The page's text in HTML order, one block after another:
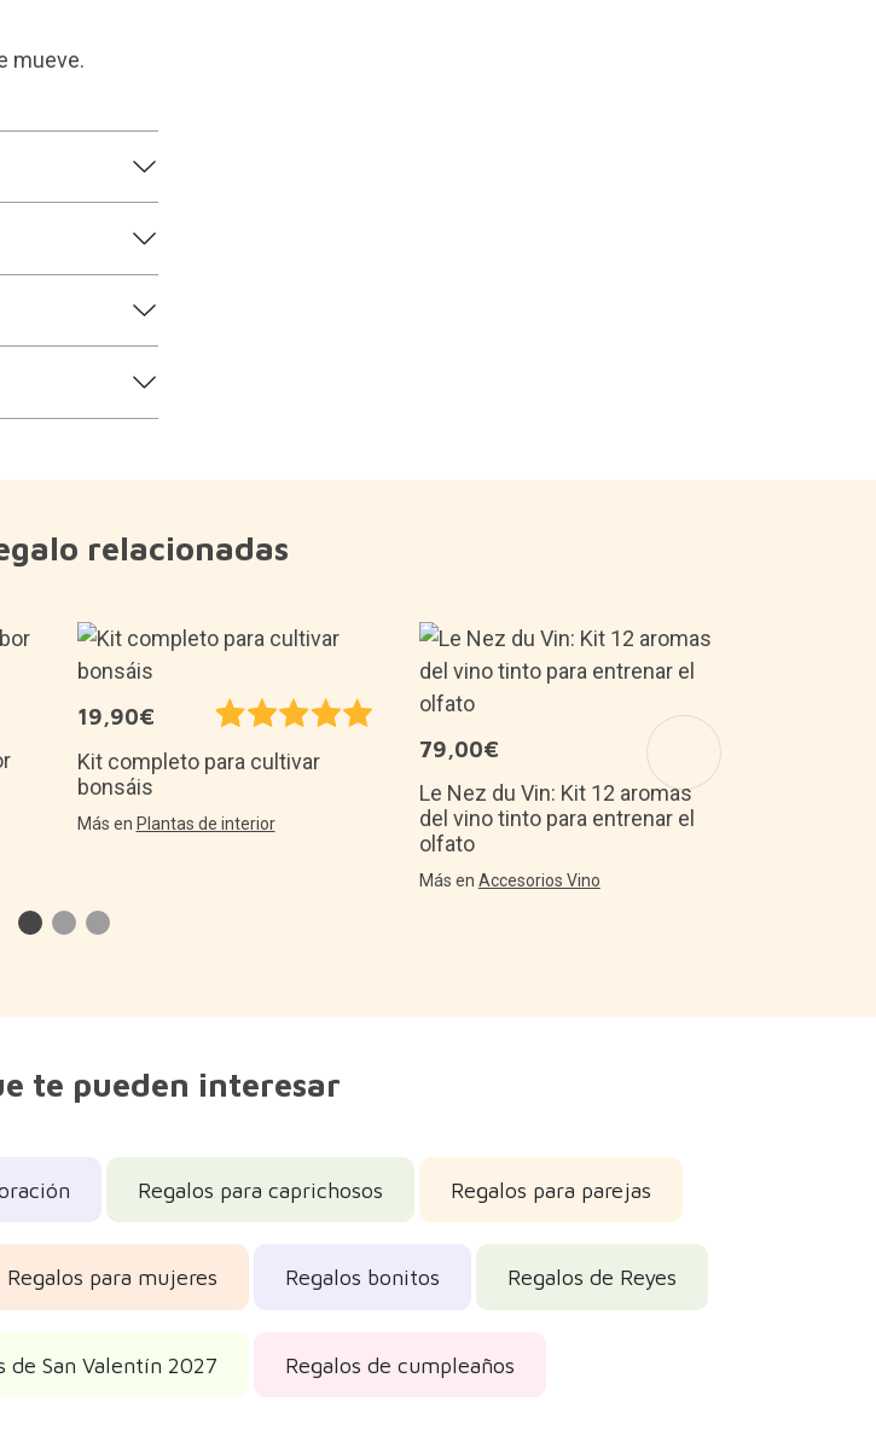
mueve.
relacionadas
19,90€
Kit completo para cultivar
bonsáis
Más en Plantas de interior
79,00€
Le Nez du Vin: Kit 12 aromas
del vino tinto para entrenar el
olfato
Más en Accesorios Vino
te pueden interesar
Regalos para caprichosos Regalos para parejas
Regalos para mujeres Regalos bonitos Regalos de Reyes
de San Valentín 2027 Regalos de cumpleaños